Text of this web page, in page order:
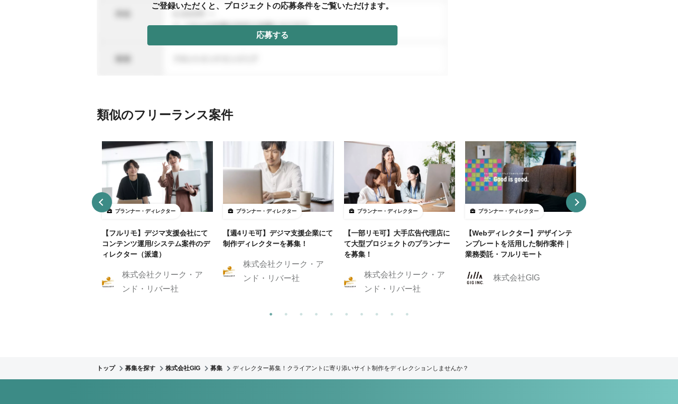
ご登録いただくと、プロジェクトの応募条件をご覧いただけます。
応募する
類似のフリーランス案件
プランナー・ディレクター
【フルリモ】デジマ支援会社にて
コンテンツ運用/システム案件のデ
ィレクター（派遣）
株式会社クリーク・ア
ンド・リバー社
プランナー・ディレクター
【週4リモ可】デジマ支援企業にて
制作ディレクターを募集！
株式会社クリーク・ア
ンド・リバー社
プランナー・ディレクター
【一部リモ可】大手広告代理店に
て大型プロジェクトのプランナー
を募集！
株式会社クリーク・ア
ンド・リバー社
プランナー・ディレクター
【Webディレクター】デザインテ
ンプレートを活用した制作案件｜
業務委託・フルリモート
株式会社GIG
トップ 募集を探す 株式会社GIG 募集 ディレクター募集！クライアントに寄り添いサイト制作をディレクションしませんか？